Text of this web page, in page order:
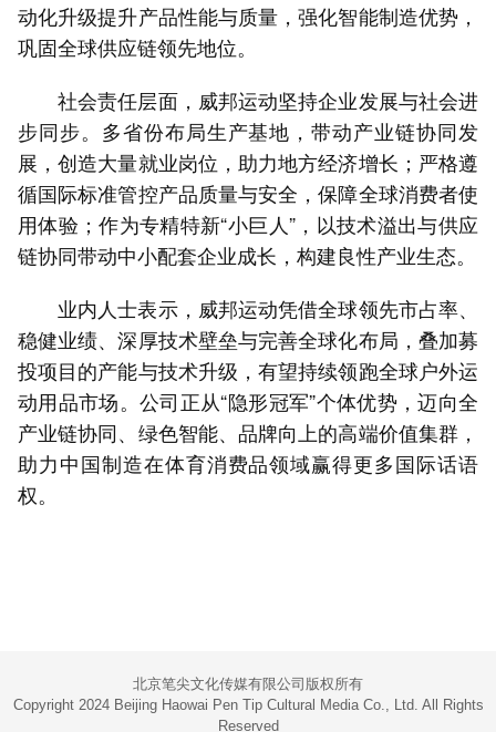
动化升级提升产品性能与质量，强化智能制造优势，
巩固全球供应链领先地位。
社会责任层面，威邦运动坚持企业发展与社会进
步同步。多省份布局生产基地，带动产业链协同发
展，创造大量就业岗位，助力地方经济增长；严格遵
循国际标准管控产品质量与安全，保障全球消费者使
用体验；作为专精特新“小巨人”，以技术溢出与供应
链协同带动中小配套企业成长，构建良性产业生态。
业内人士表示，威邦运动凭借全球领先市占率、
稳健业绩、深厚技术壁垒与完善全球化布局，叠加募
投项目的产能与技术升级，有望持续领跑全球户外运
动用品市场。公司正从“隐形冠军”个体优势，迈向全
产业链协同、绿色智能、品牌向上的高端价值集群，
助力中国制造在体育消费品领域赢得更多国际话语
权。
北京笔尖文化传媒有限公司版权所有
Copyright 2024 Beijing Haowai Pen Tip Cultural Media Co., Ltd. All Rights
Reserved